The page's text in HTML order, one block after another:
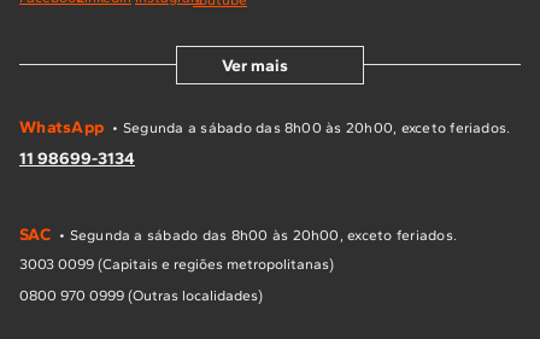
Ver mais
WhatsApp • Segunda a sábado das 8h00 às 20h00, exceto feriados.
11 98699-3134
SAC • Segunda a sábado das 8h00 às 20h00, exceto feriados.
3003 0099 (Capitais e regiões metropolitanas)
0800 970 0999 (Outras localidades)